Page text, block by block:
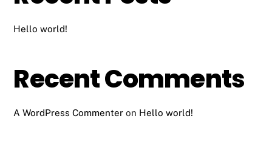
Hello world!
Recent Comments
A WordPress Commenter on Hello world!